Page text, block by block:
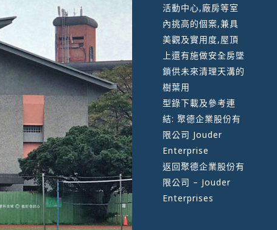
活動中心,廠房等室
內挑高的個案,兼具
美觀及實用度,屋頂
上還有施做安全房墜
鎖供未來清理天溝的
樹葉用
型錄下載及參考連
結: 聚德企業股份有
限公司 Jouder
Enterprise
返回聚德企業股份有
限公司 – Jouder
Enterprises